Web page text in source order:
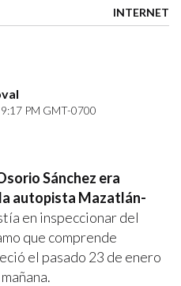
INTERNET
PM GMT-0700
Sánchez era
autopista Mazatlán-
en inspeccionar del
que comprende
el pasado 23 de enero